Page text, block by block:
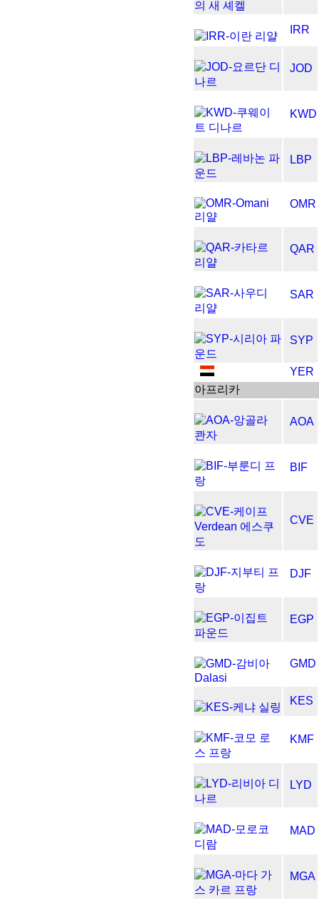
IRR
JOD
KWD
LBP
OMR
QAR
SAR
SYP
YER
아프리카
AOA
BIF
CVE
DJF
EGP
GMD
KES
KMF
LYD
MAD
MGA